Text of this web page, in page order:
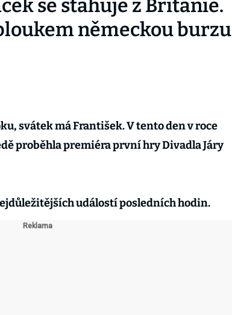
se stahuje z Británie.
německou burzu
svátek má František. V tento den v roce
proběhla premiéra první hry Divadla Járy
událostí posledních hodin.